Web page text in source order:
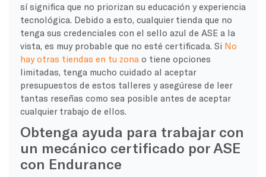
sí significa que no priorizan su educación y experiencia
tecnológica. Debido a esto, cualquier tienda que no
tenga sus credenciales con el sello azul de ASE a la
vista, es muy probable que no esté certificada. Si No
hay otras tiendas en tu zona o tiene opciones
limitadas, tenga mucho cuidado al aceptar
presupuestos de estos talleres y asegúrese de leer
tantas reseñas como sea posible antes de aceptar
cualquier trabajo de ellos.
Obtenga ayuda para trabajar con
un mecánico certificado por ASE
con Endurance